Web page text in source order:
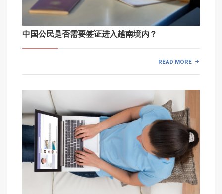
中国公民是否需要签证进入越南境内？
READ MORE